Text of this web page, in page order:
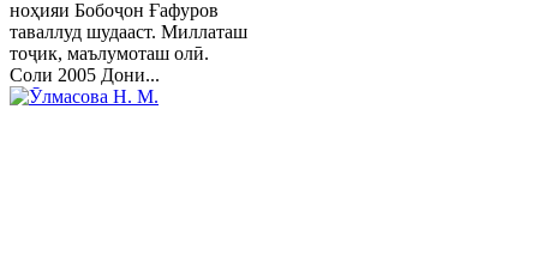
ноҳияи Бобоҷон Ғафуров
таваллуд шудааст. Миллаташ
тоҷик, маълумоташ олӣ.
Соли 2005 Дони...